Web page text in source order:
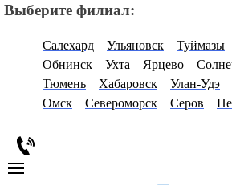
Выберите филиал:
Салехард Ульяновск Туймазы
Обнинск
Ухта Ярцево
Тюмень
Хабаровск Улан-Удэ
Омск
Североморск Серов